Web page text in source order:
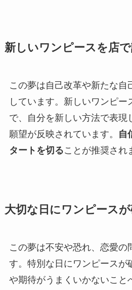
新しいワンピースを店
この夢は自己改革や新たな自
しています。新しいワンピー
で、自分を新しい方法で表現
願望が反映されています。
自
タートを切ることが推奨され
大切な日にワンピース
この夢は不安や恐れ、恋愛の
す。特別な日にワンピースが
や期待がうまくいかないこと